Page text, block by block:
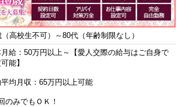
（高校生不可）～80代（年齢制限なし）
給：50万円以上～【愛人交際の給与はご自身で
能】
均月収：65万円以上可能
のみでもＯＫ！